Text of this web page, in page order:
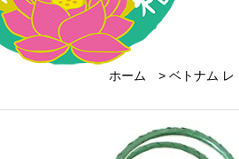
ホーム > ベトナム レ